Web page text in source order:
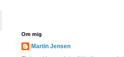
Om mig
Martin Jensen